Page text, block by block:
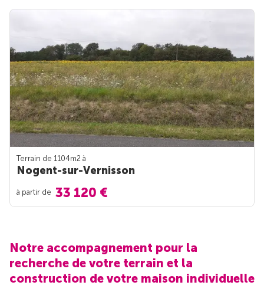
Terrain de 1104m2 à
Nogent-sur-Vernisson
à partir de 33 120 €
Notre accompagnement pour la
recherche de votre terrain et la
construction de votre maison individuelle